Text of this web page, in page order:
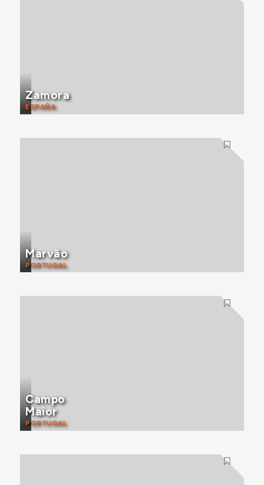
Zamora
ESPAÑA
Marvão
PORTUGAL
Campo
Maior
PORTUGAL